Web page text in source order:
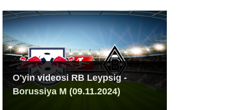
O'yin videosi RB Leypsig -
Borussiya M (09.11.2024)